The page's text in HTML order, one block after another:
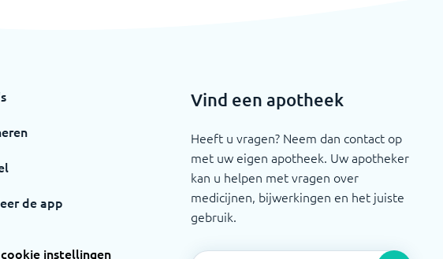
de app
instellingen
Vind een apotheek
Heeft u vragen? Neem dan contact op
met uw eigen apotheek. Uw apotheker
kan u helpen met vragen over
medicijnen, bijwerkingen en het juiste
gebruik.